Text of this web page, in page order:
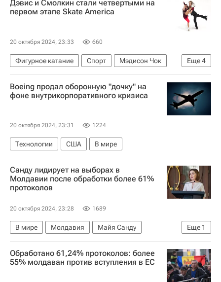
Дэвис и Смолкин стали четвертыми на
первом этапе Skate America
20 октября 2024, 23:33 660
Еще4
Фигурное катание Спорт
Мэдисон Чок
Международный союз конькобежцев (ISU)
Диана Дэвис
Глеб Смолкин
Boeing продал оборонную "дочку" на
фоне внутрикорпоративного кризиса
20 октября 2024, 23:31 1224
Технологии США В мире
Санду лидирует на выборах в
Молдавии после обработки более 61%
протоколов
20 октября 2024, 23:28 1689
Еще 1
В мире Молдавия
Майя Санду
Выборы в Молдавии — 2024
Обработано 61,24% протоколов: более
55% молдаван против вступления в ЕС